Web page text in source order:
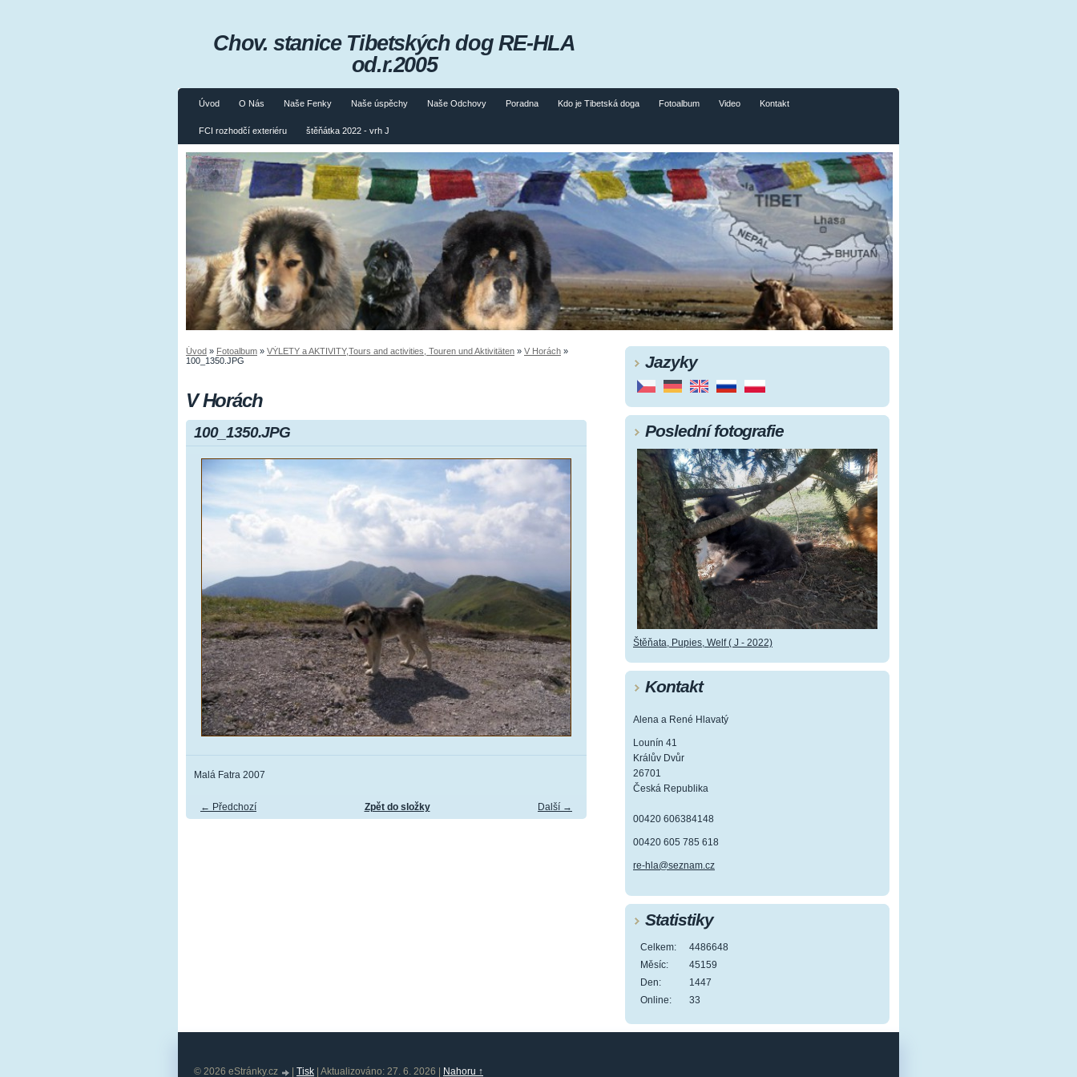
Úvod O Nás Naše Fenky Naše úspěchy Naše Odchovy Poradna Kdo je Tibetská doga Fotoalbum Video Kontakt
FCI rozhodčí exteriéru štěňátka 2022 - vrh J
Chov. stanice Tibetských dog RE-HLA
od.r.2005
Úvod » Fotoalbum » VÝLETY a AKTIVITY,Tours and activities, Touren und Aktivitäten » V Horách »
100_1350.JPG
V Horách
100_1350.JPG
Malá Fatra 2007
← Předchozí Další →
Zpět do složky
Jazyky
Poslední fotografie
Štěňata, Pupies, Welf ( J - 2022)
Kontakt
Alena a René Hlavatý
Lounín 41
Králův Dvůr
26701
Česká Republika
00420 606384148
00420 605 785 618
re-hla@seznam.cz
Statistiky
Online: 33
Celkem:
4486648
Měsíc:
45159
Den:
1447
© 2026 eStránky.cz Tisk Aktualizováno: 27. 6. 2026 Nahoru ↑